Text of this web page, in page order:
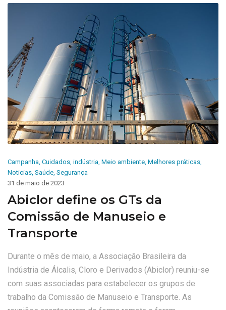
Campanha Cuidados indústria Meio ambiente Melhores práticas
Noticias Saúde Segurança
31 de maio de 2023
Abiclor define os GTs da
Comissão de Manuseio e
Transporte
Durante o mês de maio, a Associação Brasileira da
Indústria de Álcalis, Cloro e Derivados (Abiclor) reuniu-se
com suas associadas para estabelecer os grupos de
trabalho da Comissão de Manuseio e Transporte. As